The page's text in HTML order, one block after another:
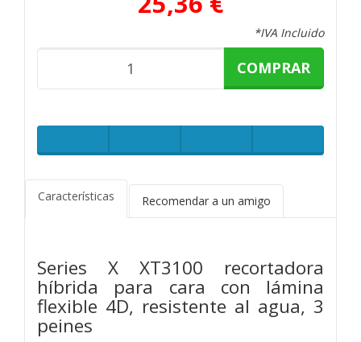
*IVA Incluido
COMPRAR
Características Recomendar a un amigo
Series X XT3100 recortadora
híbrida para cara con lámina
flexible 4D, resistente al agua, 3
peines